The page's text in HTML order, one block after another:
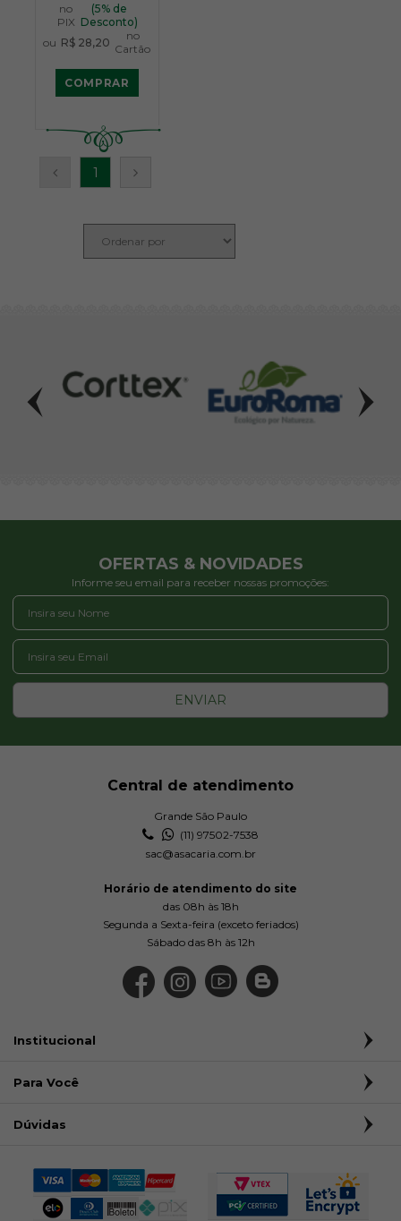
no
PIX
(5% de
Desconto)
ou R$ 28,20
no
Cartão
COMPRAR
1
OFERTAS & NOVIDADES
Informe seu email para receber nossas promoções:
ENVIAR
Central de atendimento
Grande São Paulo
(11) 97502-7538
sac@asacaria.com.br
Horário de atendimento do site
das 08h às 18h
Segunda a Sexta-feira (exceto feriados)
Sábado das 8h às 12h
Institucional
Para Você
Dúvidas